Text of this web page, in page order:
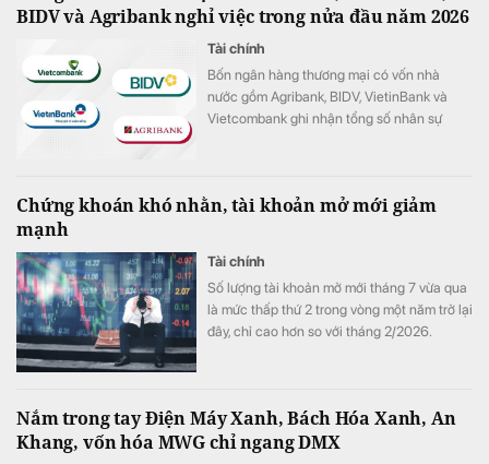
BIDV và Agribank nghỉ việc trong nửa đầu năm 2026
Tài chính
Bốn ngân hàng thương mại có vốn nhà
nước gồm Agribank, BIDV, VietinBank và
Vietcombank ghi nhận tổng số nhân sự
Chứng khoán khó nhằn, tài khoản mở mới giảm
mạnh
Tài chính
Số lượng tài khoản mở mới tháng 7 vừa qua
là mức thấp thứ 2 trong vòng một năm trở lại
đây, chỉ cao hơn so với tháng 2/2026.
Nắm trong tay Điện Máy Xanh, Bách Hóa Xanh, An
Khang, vốn hóa MWG chỉ ngang DMX